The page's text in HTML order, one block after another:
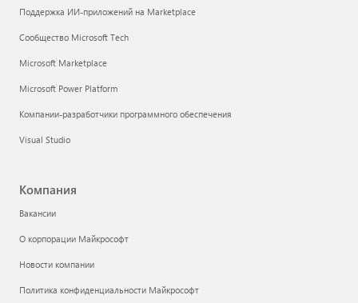
Поддержка ИИ-приложений на Marketplace
Сообщество Microsoft Tech
Microsoft Marketplace
Microsoft Power Platform
Компании-разработчики программного обеспечения
Visual Studio
Компания
Вакансии
О корпорации Майкрософт
Новости компании
Политика конфиденциальности Майкрософт